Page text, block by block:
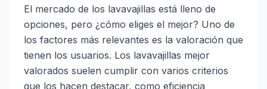
El mercado de los lavavajillas está lleno de
opciones, pero ¿cómo eliges el mejor? Uno de
los factores más relevantes es la valoración que
tienen los usuarios. Los lavavajillas mejor
valorados suelen cumplir con varios criterios
que los hacen destacar, como eficiencia